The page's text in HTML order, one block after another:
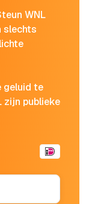
WNL
slechts
geluid te
zijn publieke